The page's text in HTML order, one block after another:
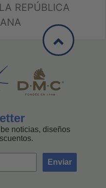
REPÚBLICA
noticias, diseños
Enviar